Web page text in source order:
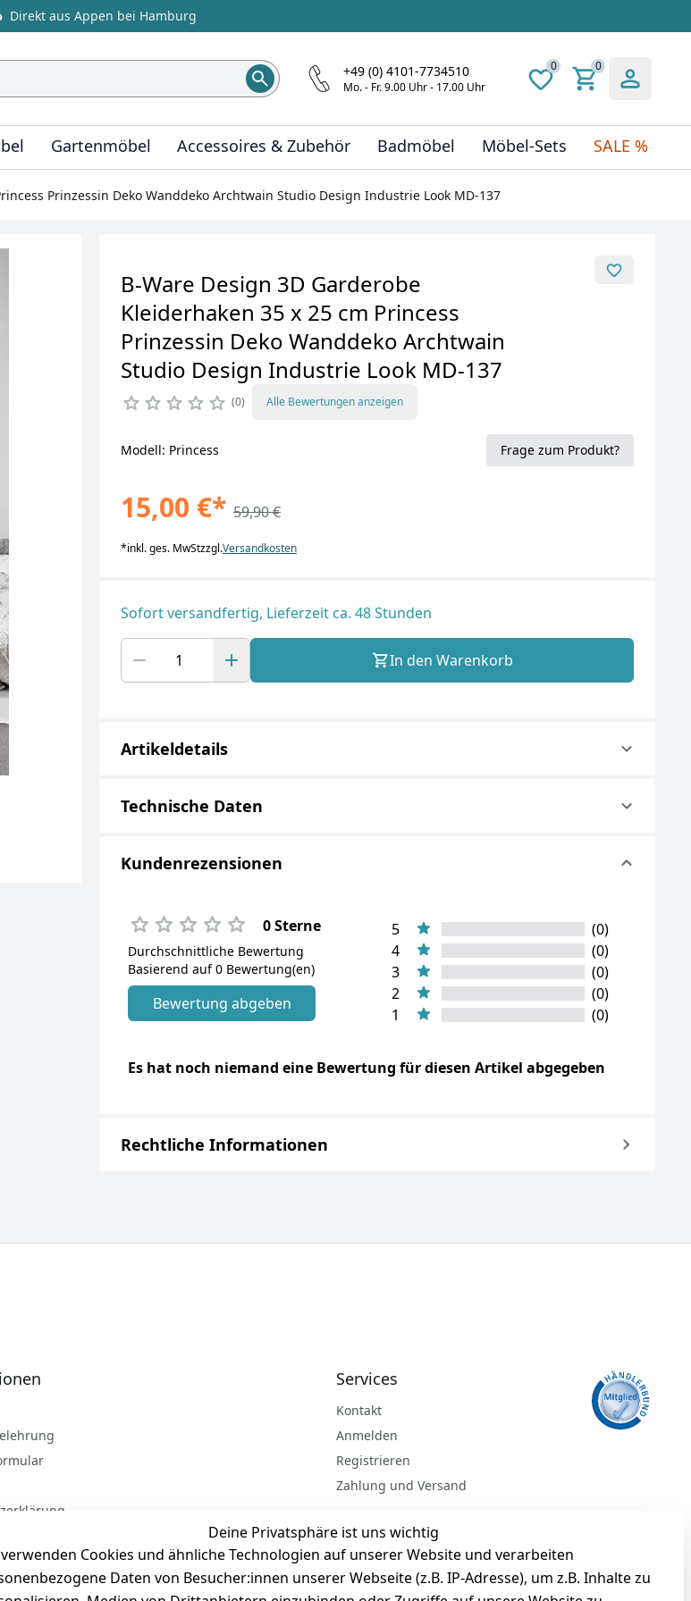
Direkt aus Appen bei Hamburg
+49 (0) 4101-7734510
Mo. - Fr. 9.00 Uhr - 17.00 Uhr
0 0
Gartenmöbel Accessoires & Zubehör Badmöbel Möbel-Sets SALE %
Prinzessin Deko Wanddeko Archtwain Studio Design Industrie Look MD-137
B-Ware Design 3D Garderobe
Kleiderhaken 35 x 25 cm Princess
Prinzessin Deko Wanddeko Archtwain
Studio Design Industrie Look MD-137
0 Alle Bewertungen anzeigen
Modell: Princess Frage zum Produkt?
15,00 €* 59,90 €
*inkl. ges. MwStzzgl.Versandkosten
Sofort versandfertig, Lieferzeit ca. 48 Stunden
In den Warenkorb
Artikeldetails
Technische Daten
Kundenrezensionen
0 Sterne
Durchschnittliche Bewertung
Basierend auf 0 Bewertung(en)
Bewertung abgeben
5
(0)
4
(0)
3
(0)
2
(0)
1
(0)
Es hat noch niemand eine Bewertung für diesen Artikel abgegeben
Rechtliche Informationen
Deine Privatsphäre ist uns wichtig
Cookies und ähnliche Technologien auf unserer Website und verarbeiten
Daten von Besucher:innen unserer Webseite (z.B. IP-Adresse), um z.B. Inhalte zu
Services
Kontakt
Anmelden
Registrieren
Zahlung und Versand